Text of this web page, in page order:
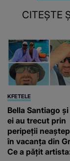
CITEȘTE
KFETELE
Bella Santiago
ei au trecut prin
peripeții
în vacanța din
Ce a pățit artista: